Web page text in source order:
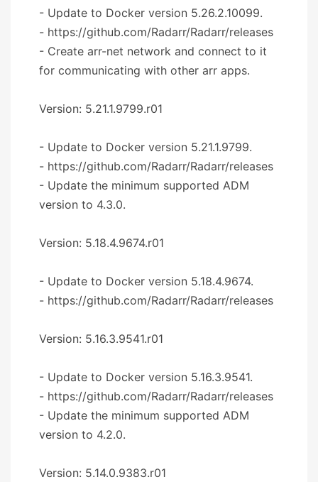
- Update to Docker version 5.26.2.10099.
- https://github.com/Radarr/Radarr/releases
- Create arr-net network and connect to it
for communicating with other arr apps.
Version: 5.21.1.9799.r01
- Update to Docker version 5.21.1.9799.
- https://github.com/Radarr/Radarr/releases
- Update the minimum supported ADM
version to 4.3.0.
Version: 5.18.4.9674.r01
- Update to Docker version 5.18.4.9674.
- https://github.com/Radarr/Radarr/releases
Version: 5.16.3.9541.r01
- Update to Docker version 5.16.3.9541.
- https://github.com/Radarr/Radarr/releases
- Update the minimum supported ADM
version to 4.2.0.
Version: 5.14.0.9383.r01